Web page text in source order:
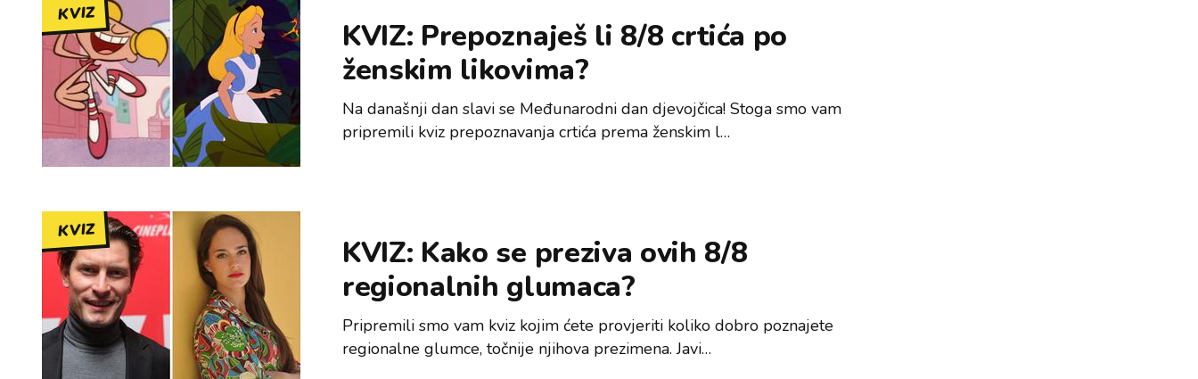
KVIZ
KVIZ: Prepoznaješ li 8/8 crtića po
ženskim likovima?
Na današnji dan slavi se Međunarodni dan djevojčica! Stoga smo vam
pripremili kviz prepoznavanja crtića prema ženskim l…
KVIZ
KVIZ: Kako se preziva ovih 8/8
regionalnih glumaca?
Pripremili smo vam kviz kojim ćete provjeriti koliko dobro poznajete
regionalne glumce, točnije njihova prezimena. Javi…